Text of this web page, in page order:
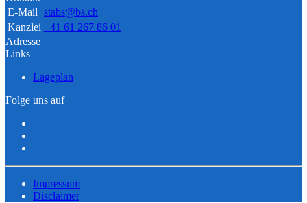
E-Mail stabs@bs.ch
Kanzlei +41 61 267 86 01
Adresse
Links
Lageplan
Folge uns auf
Impressum
Disclaimer